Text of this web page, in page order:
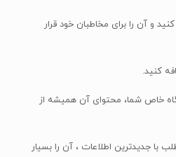
تبدیل کنید و آن را برای مخاطبان خود قرار
کنید.
خاص شما، محتوای آن همیشه از
با جدیدترین اطلاعات ، آن را بسیار